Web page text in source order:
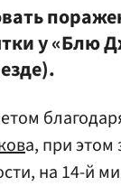
у «Блю
а, при
на 14-й